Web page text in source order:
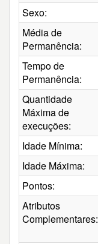
Sexo:
Média de
Permanência:
Tempo de
Permanência:
Quantidade
Máxima de
execuções:
Idade Mínima:
Idade Máxima:
Pontos:
Atributos
Complementares: